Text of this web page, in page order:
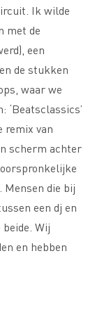
Ik wilde
met de
een
de stukken
waar we
‘Beatsclassics’
remix van
scherm achter
die bij
een dj en
Wij
en hebben